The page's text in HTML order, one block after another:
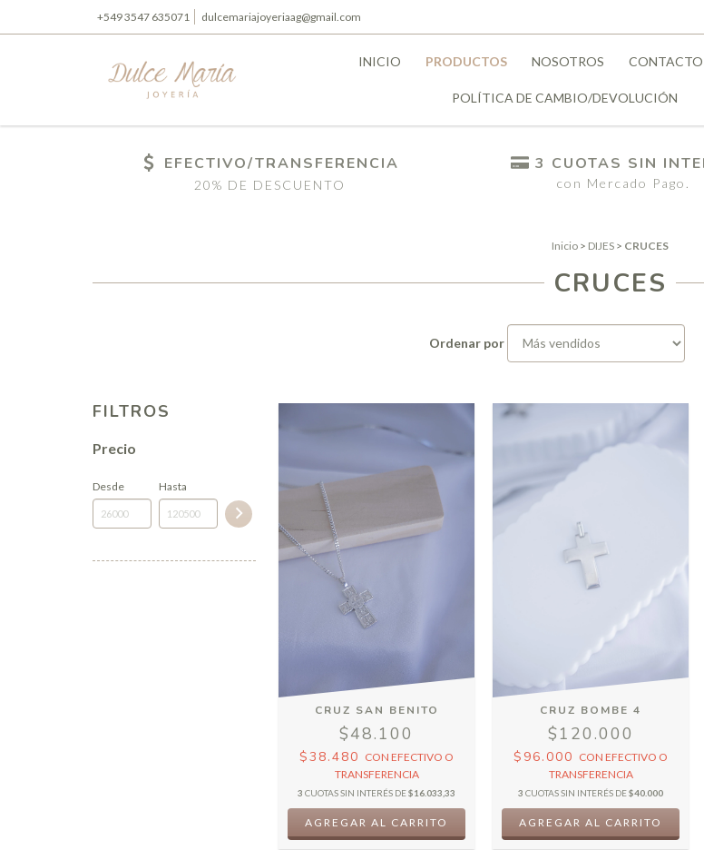
+549 3547 635071 dulcemariajoyeriaag@gmail.com
INICIO PRODUCTOS NOSOTROS CONTACTO
POLÍTICA DE CAMBIO/DEVOLUCIÓN
EFECTIVO/TRANSFERENCIA
20% DE DESCUENTO
3 CUOTAS SIN
con Mercado Pago.
Inicio > DIJES > CRUCES
CRUCES
Ordenar por
FILTROS
Precio
Desde Hasta
CRUZ SAN BENITO
$48.100
$38.480 CON EFECTIVO O
TRANSFERENCIA
3 CUOTAS SIN INTERÉS DE$16.033,33
CRUZ BOMBE 4
$120.000
$96.000 CON EFECTIVO O
TRANSFERENCIA
3 CUOTAS SIN INTERÉS DE$40.000